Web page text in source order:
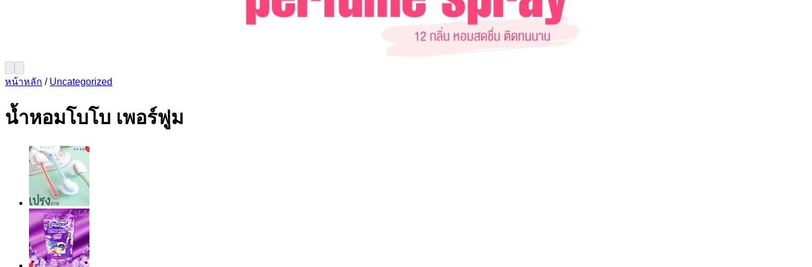
หน้าหลัก / Uncategorized
น้ำหอมโบโบ เพอร์ฟูม